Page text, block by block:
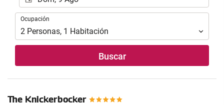
Ocupación
Ocupación
2 Personas, 1 Habitación
Buscar
The Knickerbocker